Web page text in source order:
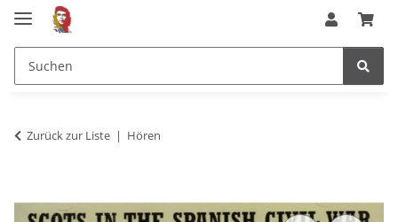
Zurück zur Liste Hören